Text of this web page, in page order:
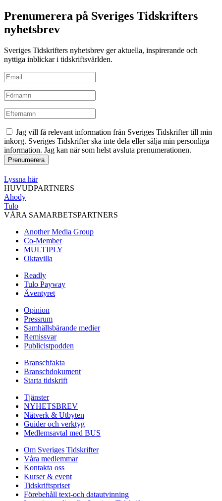
Prenumerera på Sveriges Tidskrifters
nyhetsbrev
Sveriges Tidskrifters nyhetsbrev ger aktuella, inspirerande och
nyttiga inblickar i tidskriftsvärlden.
Jag vill få relevant information från Sveriges Tidskrifter till min
inkorg. Sveriges Tidskrifter ska inte dela eller sälja min personliga
information. Jag kan när som helst avsluta prenumerationen.
Lyssna här
HUVUDPARTNERS
Ahody
Tulo
VÅRA SAMARBETSPARTNERS
Another Media Group
Co-Member
MULTIPLY
Oktavilla
Readly
Tulo Payway
Äventyret
Opinion
Pressrum
Samhällsbärande medier
Remissvar
Publicistpodden
Branschfakta
Branschdokument
Starta tidskrift
Tjänster
NYHETSBREV
Nätverk & Utbyten
Guider och verktyg
Medlemsavtal med BUS
Om Sveriges Tidskrifter
Våra medlemmar
Kontakta oss
Kurser & event
Tidskriftspriset
Förebehåll text-och datautvinning